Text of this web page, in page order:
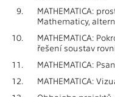
9.
MATHEMATICA:
Mathematicy,
10.
MATHEMATICA:
řešení soustav
11.
MATHEMATICA:
12.
MATHEMATICA: